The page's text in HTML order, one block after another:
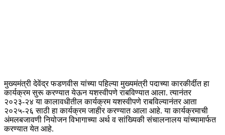
मुख्यमंत्री देवेंद्र फडणवीस यांच्या पहिल्या मुख्यमंत्री पदाच्या कारकीर्दीत हा
कार्यक्रम सुरू करण्यात येऊन यशस्वीपणे राबविण्यात आला. त्यानंतर
२०२३-२४ या कालावधीतील कार्यक्रम यशस्वीपणे राबविल्यानंतर आता
२०२५-२६ साठी हा कार्यक्रम जाहीर करण्यात आला आहे. या कार्यक्रमाची
अंमलबजावणी नियोजन विभागाच्या अर्थ व सांख्यिकी संचालनालय यांच्यामार्फत
करण्यात येत आहे.